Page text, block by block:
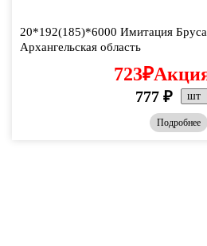
20*192(185)*6000 Имитация
Архангельская область
723₽
777 ₽
Подробнее